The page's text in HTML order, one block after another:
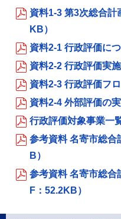
資料1-3 第3次総合計
KB）
資料2-1 行政評価に
資料2-2 行政評価実
資料2-3 行政評価フ
資料2-4 外部評価の
行政評価対象事業一
参考資料 名寄市総合
B）
参考資料 名寄市総合
F：52.2KB）